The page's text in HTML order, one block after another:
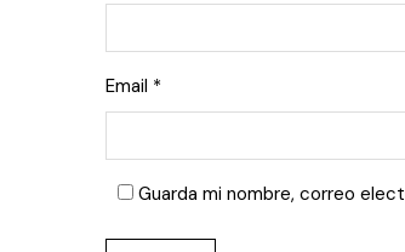
Email *
Guarda mi nombre, correo